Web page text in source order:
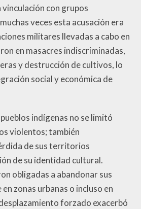
vinculación con grupos
veces esta acusación era
militares llevadas a cabo en
en masacres indiscriminadas,
y destrucción de cultivos, lo
social y económica de
indígenas no se limitó
violentos; también
de sus territorios
de su identidad cultural.
obligadas a abandonar sus
zonas urbanas o incluso en
forzado exacerbó